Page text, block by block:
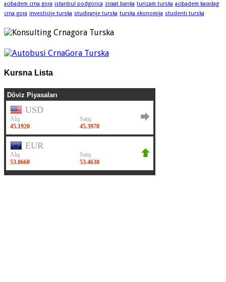
acibadem crna gora istanbul podgorica ziraat banka turizam turska acibadem karadag
crna gora investicije turska studiranje turska turska ekonomija studenti turska
Kursna Lista